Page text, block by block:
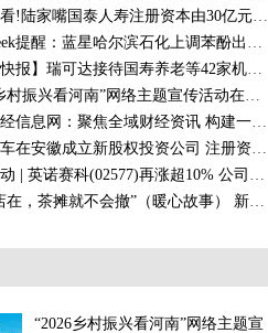
今日快看!陆家嘴国泰人寿注册资本由30亿元增至50亿元
PriceSeek提醒：蓝星哈尔滨石化上调苯酚出厂价-微头条
【调研快报】瑞可达接待国寿养老等42家机构调研
“2026乡村振兴看河南”网络主题宣传活动在商丘市民权县启动
中国财经信息网：聚焦全域财经资讯 构建一站式综合财经服务门户
奇瑞汽车在安徽成立新股权投资公司 注册资本1亿
港股异动 | 英诺赛科(02577)再涨超10% 公司已进入英伟达等多家国际头部客户HVDC供应体系|焦点信息
“只要店在，茶摊就不会撤”（暖心故事） 新动态
“2026乡村振兴看河南”网络主题宣